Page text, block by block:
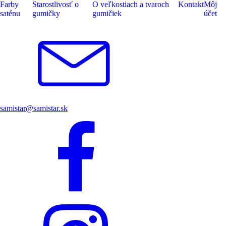
Farby
saténu
Starostlivosť o
gumičky
O veľkostiach a tvaroch
gumičiek
KontaktMôj
účet
samistar@samistar.sk